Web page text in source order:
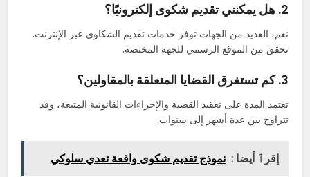
2. هل يمكنني تقديم شكوى إلكترونيًا؟
نعم، العديد من الجهات توفر خدمات تقديم الشكاوى عبر الإنترنت.
تحقق من الموقع الرسمي للجهة المختصة.
3. كم تستغرق القضايا المتعلقة بالمقاولين؟
تعتمد المدة على تعقيد القضية والإجراءات القانونية المتبعة، وقد
تتراوح بين عدة أشهر إلى سنوات.
إقرٱ أيضا : نموذج تقديم شكوى واقعة تعدي سلوكي